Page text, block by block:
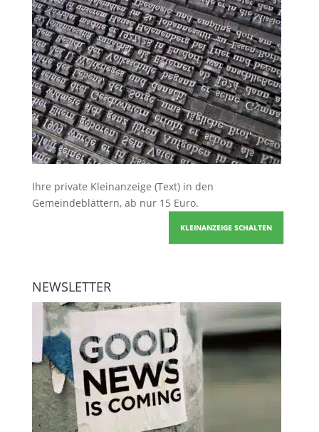
Ihre private Kleinanzeige (Text) in den
Gemeindeblättern, ab nur 15 Euro.
KLEINANZEIGE SCHALTEN
NEWSLETTER